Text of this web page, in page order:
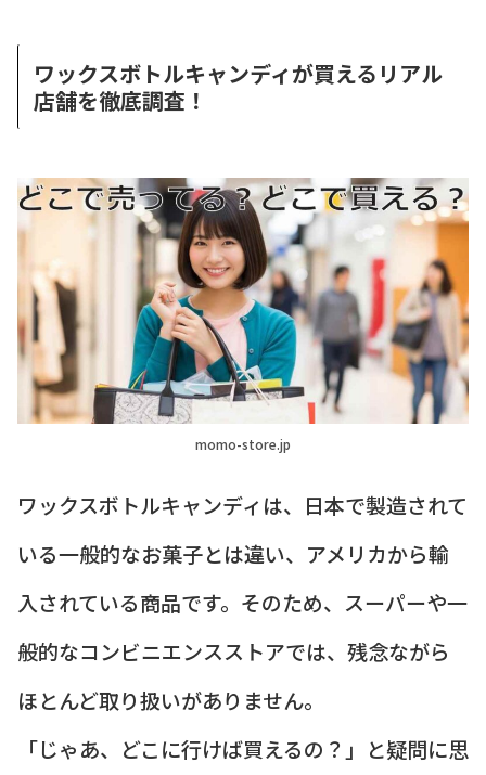
ワックスボトルキャンディが買えるリアル
店舗を徹底調査！
momo-store.jp
ワックスボトルキャンディは、日本で製造されて
いる一般的なお菓子とは違い、アメリカから輸
入されている商品です。そのため、スーパーや一
般的なコンビニエンスストアでは、残念ながら
ほとんど取り扱いがありません。
「じゃあ、どこに行けば買えるの？」と疑問に思